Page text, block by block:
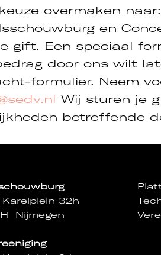
overmaken naar:
en
gift. Een speciaal
door ons wilt
formulier. Neem
Wij sturen je
betreffende
Karelplein 32h
Nijmegen